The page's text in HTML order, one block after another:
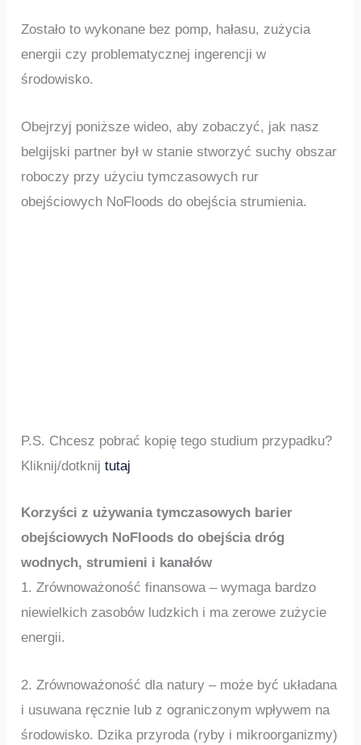
Zostało to wykonane bez pomp, hałasu, zużycia
energii czy problematycznej ingerencji w
środowisko.
Obejrzyj poniższe wideo, aby zobaczyć, jak nasz
belgijski partner był w stanie stworzyć suchy obszar
roboczy przy użyciu tymczasowych rur
obejściowych NoFloods do obejścia strumienia.
P.S. Chcesz pobrać kopię tego studium przypadku?
Kliknij/dotknijtutaj
Korzyści z używania tymczasowych barier
obejściowych NoFloods do obejścia dróg
wodnych, strumieni i kanałów
1. Zrównoważoność finansowa – wymaga bardzo
niewielkich zasobów ludzkich i ma zerowe zużycie
energii.
2. Zrównoważoność dla natury – może być układana
i usuwana ręcznie lub z ograniczonym wpływem na
środowisko. Dzika przyroda (ryby i mikroorganizmy)